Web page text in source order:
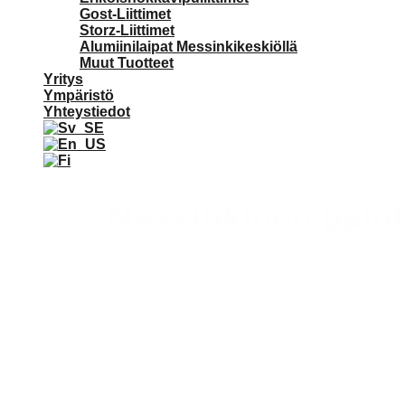
Gost-Liittimet
Storz-Liittimet
Alumiinilaipat Messinkikeskiöllä
Muut Tuotteet
Yritys
Ympäristö
Yhteystiedot